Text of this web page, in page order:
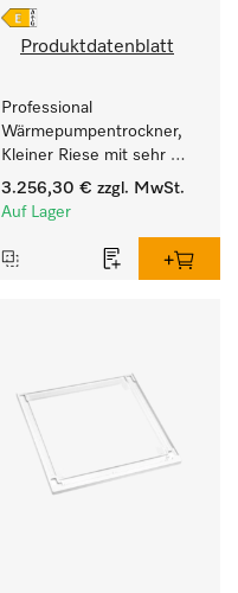
Produktdatenblatt
Professional
Wärmepumpentrockner,
Kleiner Riese mit sehr
geringem
Energieverbrauch und
Füllgewicht 8 kg.
3.256,30 € zzgl. MwSt.
Auf Lager